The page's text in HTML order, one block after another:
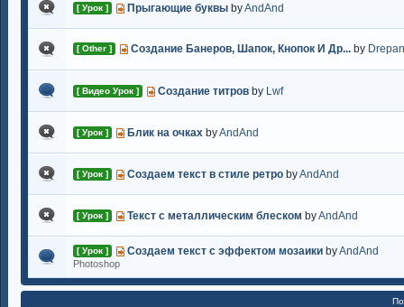
Прыгающие буквы byAndAnd
[ Урок ]
Создание Банеров, Шапок, Кнопок И Др... by Drepan
[ Other ]
Создание титров by Lwf
[ Видео Урок ]
Блик на очках byAndAnd
[ Урок ]
Создаем текст в стиле ретро byAndAnd
[ Урок ]
Текст с металлическим блеском byAndAnd
[ Урок ]
Создаем текст с эффектом мозаики byAndAnd
[ Урок ]
Photoshop